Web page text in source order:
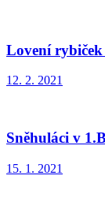
Lovení rybiček
12. 2. 2021
Sněhuláci v
15. 1. 2021